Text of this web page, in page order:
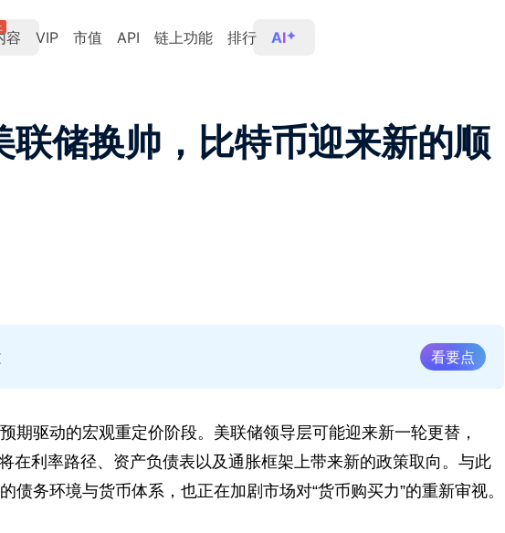
容 VIP 市值 API 链上功能 排行 AI
联储换帅，比特币迎来新的顺
看要点
期驱动的宏观重定价阶段。美联储领导层可能迎来新一轮更替，
在利率路径、资产负债表以及通胀框架上带来新的政策取向。与此
债务环境与货币体系，也正在加剧市场对“货币购买力”的重新审视。